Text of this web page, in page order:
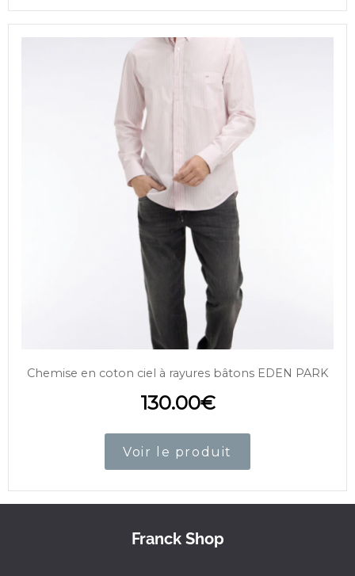
Chemise en coton ciel à rayures bâtons EDEN PARK
130.00€
Voir le produit
Franck Shop